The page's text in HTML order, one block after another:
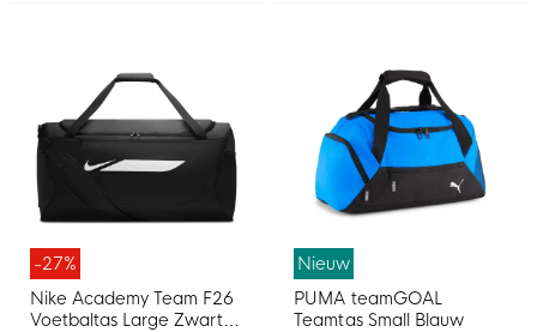
-27%
Nike Academy Team F26
Voetbaltas Large Zwart
Nieuw
PUMA teamGOAL
Teamtas Small Blauw